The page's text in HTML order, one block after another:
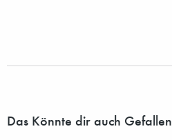
Das Könnte dir auch Gefallen